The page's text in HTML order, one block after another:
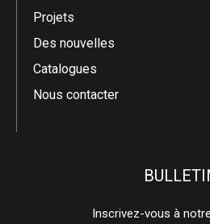
Projets
Des nouvelles
Catalogues
Nous contacter
Inscrivez-vous à